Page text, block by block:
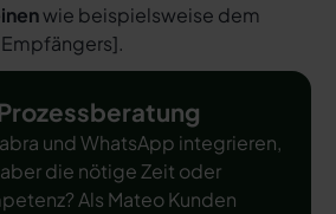
wie beispielsweise dem
].
und WhatsApp integrieren,
die nötige Zeit oder
Als Mateo Kunden